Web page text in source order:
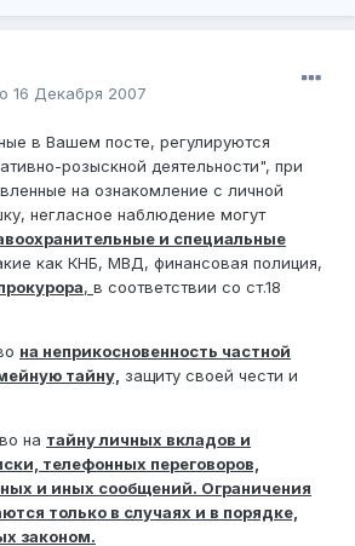
16 Декабря 2007
в Вашем посте, регулируются
розыскной деятельности", при
на ознакомление с личной
негласное наблюдение могут
и специальные
как КНБ, МВД, финансовая полиция,
, в соответствии со ст.18
на неприкосновенность частной
тайну, защиту своей чести и
на тайну личных вкладов и
телефонных переговоров,
и иных сообщений. Ограничения
только в случаях и в порядке,
законом.